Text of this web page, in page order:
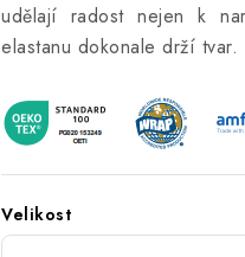
udělají radost nejen k
elastanu dokonale drží
Velikost